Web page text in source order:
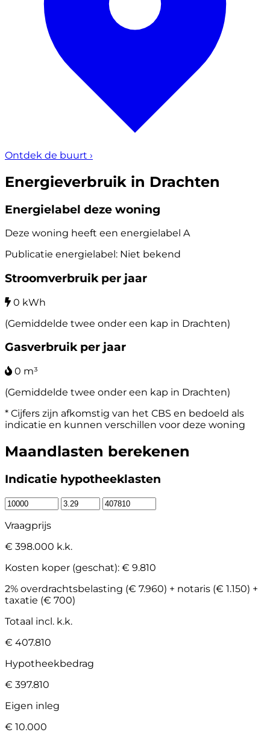
Ontdek de buurt ›
Energieverbruik in Drachten
Energielabel deze woning
Deze woning heeft een energielabel A
Publicatie energielabel: Niet bekend
Stroomverbruik per jaar
0 kWh
(Gemiddelde twee onder een kap in Drachten)
Gasverbruik per jaar
0 m³
(Gemiddelde twee onder een kap in Drachten)
* Cijfers zijn afkomstig van het CBS en bedoeld als
indicatie en kunnen verschillen voor deze woning
Maandlasten berekenen
Indicatie hypotheeklasten
Vraagprijs
€ 398.000 k.k.
Kosten koper (geschat): € 9.810
2% overdrachtsbelasting (€ 7.960) + notaris (€ 1.150) +
taxatie (€ 700)
Totaal incl. k.k.
€ 407.810
Hypotheekbedrag
€ 397.810
Eigen inleg
€ 10.000